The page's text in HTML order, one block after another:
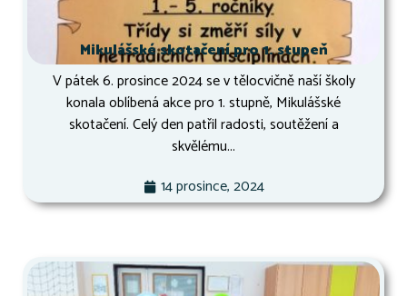
Mikulášské skotačení pro 1. stupeň
V pátek 6. prosince 2024 se v tělocvičně naší školy
konala oblíbená akce pro 1. stupně, Mikulášské
skotačení. Celý den patřil radosti, soutěžení a
skvělému...
14 prosince, 2024